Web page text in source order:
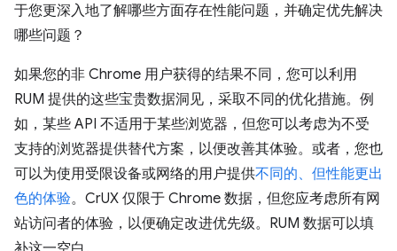
于您更深入地了解哪些方面存在性能问题，并确定优先解决
哪些问题？
如果您的非 Chrome 用户获得的结果不同，您可以利用
RUM 提供的这些宝贵数据洞见，采取不同的优化措施。例
如，某些 API 不适用于某些浏览器，但您可以考虑为不受
支持的浏览器提供替代方案，以便改善其体验。或者，您也
可以为使用受限设备或网络的用户提供不同的、但性能更出
色的体验。CrUX 仅限于 Chrome 数据，但您应考虑所有网
站访问者的体验，以便确定改进优先级。RUM 数据可以填